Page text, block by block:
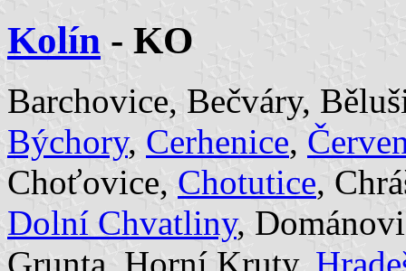
Kolín - KO
Barchovice, Bečváry,
Býchory, Cerhenice,
Choťovice, Chotutice,
Dolní Chvatliny,
Grunta, Horní Kruty,